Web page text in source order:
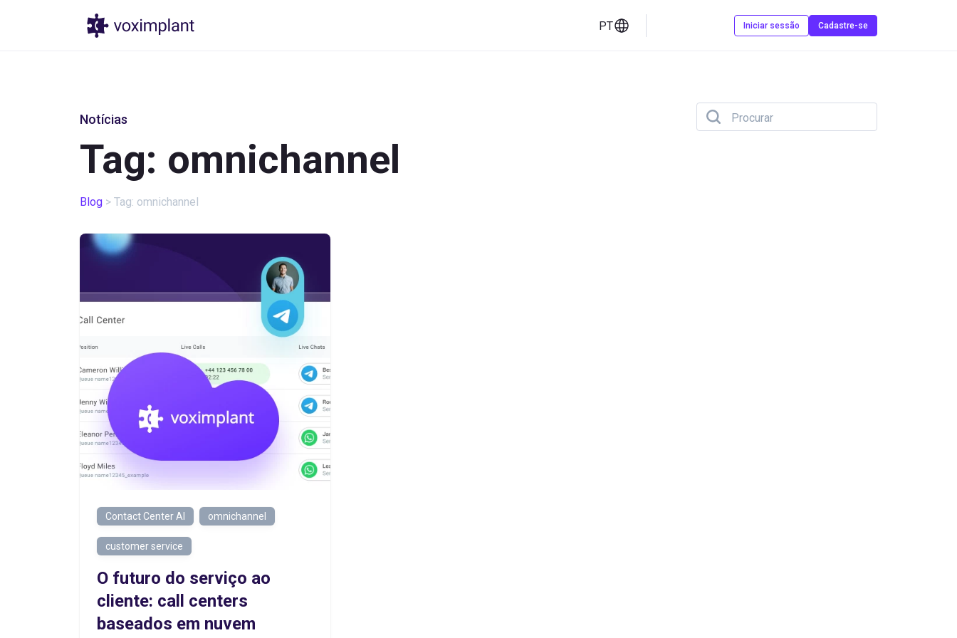
PT Iniciar sessão Cadastre-se
Notícias
Tag: omnichannel
Blog > Tag: omnichannel
Contact Center AI omnichannel
customer service
O futuro do serviço ao
cliente: call centers
baseados em nuvem